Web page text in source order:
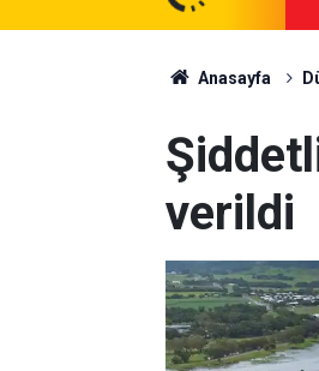
Anasayfa
verildi